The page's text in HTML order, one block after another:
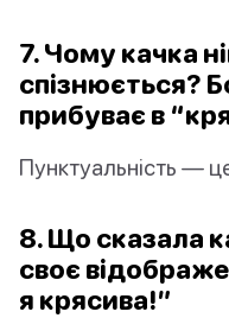
7. Чому качка
спізнюється?
прибуває в
Пунктуальність — це
8. Що сказала
своє
я крясива!”